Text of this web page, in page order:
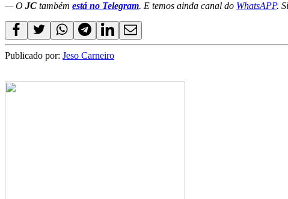
— O JC também está no Telegram. E temos ainda canal do WhatsAPP.
Publicado por: Jeso Carneiro